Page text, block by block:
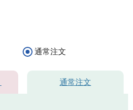
通常注文
通常注文